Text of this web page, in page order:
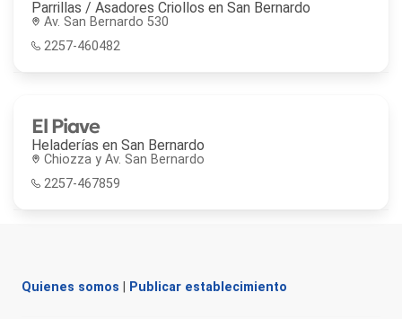
Parrillas / Asadores Criollos en San Bernardo
Av. San Bernardo 530
2257-460482
El Piave
Heladerías en San Bernardo
Chiozza y Av. San Bernardo
2257-467859
Quienes somos Publicar establecimiento